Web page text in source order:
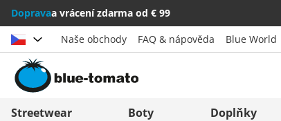
Dopravaa vrácení zdarma od € 99
Vybrat zemi
Naše obchody FAQ & nápověda Blue World
Streetwear Boty Doplňky